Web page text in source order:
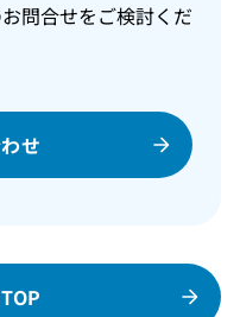
問合せをご検討くだ
せ